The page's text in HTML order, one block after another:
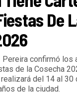
De
Pereira confirmó los
de la Cosecha
del 14 al 30
de la ciudad.